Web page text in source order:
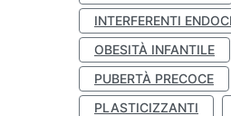
INTERFERENTI
OBESITÀ INFANTILE
PUBERTÀ PRECOCE
PLASTICIZZANTI